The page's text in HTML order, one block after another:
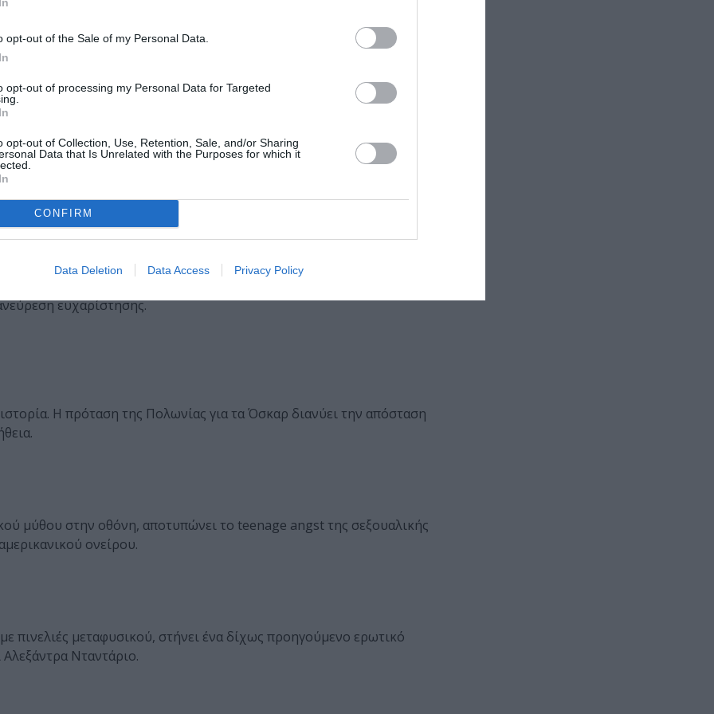
opt-out of the Sale of my Personal Data.
opt-out of processing my Personal Data for Targeted
opt-out of Collection, Use, Retention, Sale, and/or Sharing
Data that Is Unrelated with the Purposes for which it
CONFIRM
Data Deletion Data Access Privacy Policy
of the Land)
του ντοκιμαντέρ Άλλος Δρόμος Δεν Υπήρχε, μια προσωπική
και την αξία του αγώνα.
(For No Reasons Meetings with Yorgos Maniatis)
παρακολουθούμε τον τιτάνιο υπαρξιακό αγώνα, σε ένα
όρια.
Κλάιν, Σιγκούρνι Γουίβερ, Κριστίνα Ρίτσι και Τόμπι Μαγκουάιρ να
ευχαρίστησης.
Η πρόταση της Πολωνίας για τα Όσκαρ διανύει την απόσταση
μύθου στην οθόνη, αποτυπώνει το teenage angst της σεξουαλικής
ονείρου.
πινελιές μεταφυσικού, στήνει ένα δίχως προηγούμενο ερωτικό
Νταντάριο.